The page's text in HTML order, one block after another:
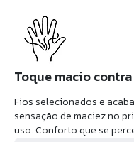
Toque macio
Fios selecionados e
sensação de maciez no
uso. Conforto que se